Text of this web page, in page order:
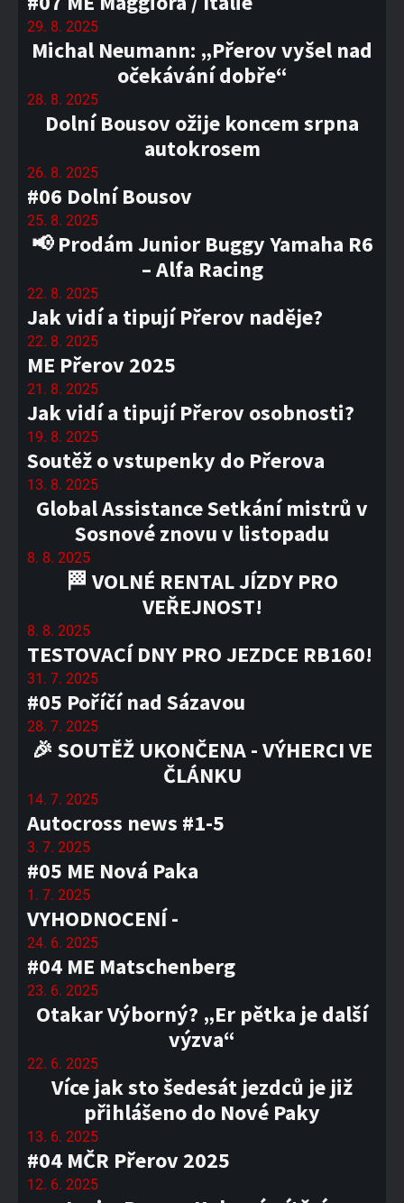
29. 8. 2025
Michal Neumann: „Přerov vyšel nad
očekávání dobře“
28. 8. 2025
Dolní Bousov ožije koncem srpna
autokrosem
26. 8. 2025
#06 Dolní Bousov
25. 8. 2025
📢 Prodám Junior Buggy Yamaha R6
– Alfa Racing
22. 8. 2025
Jak vidí a tipují Přerov naděje?
22. 8. 2025
ME Přerov 2025
21. 8. 2025
Jak vidí a tipují Přerov osobnosti?
19. 8. 2025
Soutěž o vstupenky do Přerova
13. 8. 2025
Global Assistance Setkání mistrů v
Sosnové znovu v listopadu
8. 8. 2025
🏁 VOLNÉ RENTAL JÍZDY PRO
VEŘEJNOST!
8. 8. 2025
TESTOVACÍ DNY PRO JEZDCE RB160!
31. 7. 2025
#05 Poříčí nad Sázavou
28. 7. 2025
🎉 SOUTĚŽ UKONČENA - VÝHERCI VE
ČLÁNKU
14. 7. 2025
Autocross news #1-5
3. 7. 2025
#05 ME Nová Paka
1. 7. 2025
VYHODNOCENÍ -
24. 6. 2025
#04 ME Matschenberg
23. 6. 2025
Otakar Výborný? „Er pětka je další
výzva“
22. 6. 2025
Více jak sto šedesát jezdců je již
přihlášeno do Nové Paky
13. 6. 2025
#04 MČR Přerov 2025
12. 6. 2025